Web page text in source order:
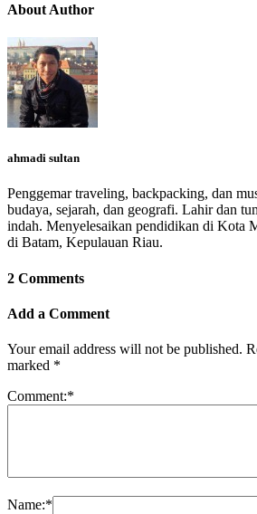
About Author
ahmadi sultan
Penggemar traveling, backpacking, dan
budaya, sejarah, dan geografi. Lahir dan
indah. Menyelesaikan pendidikan di Kota
di Batam, Kepulauan Riau.
2 Comments
Add a Comment
Your email address will not be published.
marked *
Comment:*
Name:*